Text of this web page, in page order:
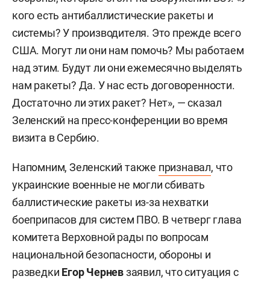
кого есть антибаллистические ракеты и
системы? У производителя. Это прежде всего
США. Могут ли они нам помочь? Мы работаем
над этим. Будут ли они ежемесячно выделять
нам ракеты? Да. У нас есть договоренности.
Достаточно ли этих ракет? Нет», — сказал
Зеленский на пресс-конференции во время
визита в Сербию.
Напомним, Зеленский также признавал, что
украинские военные не могли сбивать
баллистические ракеты из-за нехватки
боеприпасов для систем ПВО. В четверг глава
комитета Верховной рады по вопросам
национальной безопасности, обороны и
разведки Егор Черневзаявил, что ситуация с